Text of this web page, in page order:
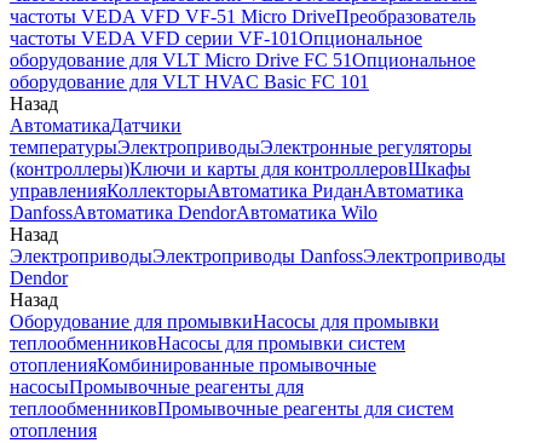
частоты VEDA VFD VF-51 Micro DriveПреобразователь
частоты VEDA VFD серии VF-101Опциональное
оборудование для VLT Micro Drive FC 51Опциональное
оборудование для VLT HVAC Basic FC 101
Назад
АвтоматикаДатчики
температурыЭлектроприводыЭлектронные регуляторы
(контроллеры)Ключи и карты для контроллеровШкафы
управленияКоллекторыАвтоматика РиданАвтоматика
DanfossАвтоматика DendorАвтоматика Wilo
Назад
ЭлектроприводыЭлектроприводы DanfossЭлектроприводы
Dendor
Назад
Оборудование для промывкиНасосы для промывки
теплообменниковНасосы для промывки систем
отопленияКомбинированные промывочные
насосыПромывочные реагенты для
теплообменниковПромывочные реагенты для систем
отопления